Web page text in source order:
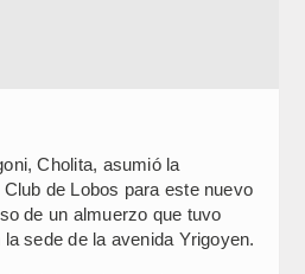
Cholita, asumió la
de Lobos para este nuevo
de un almuerzo que tuvo
sede de la avenida Yrigoyen.